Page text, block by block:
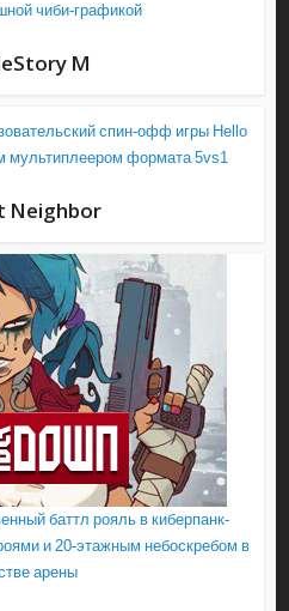
чиби-графикой
M
спин-офф игры Hello
мультиплеером формата 5vs1
Neighbor
баттл рояль в киберпанк-
и 20-этажным небоскребом в
арены